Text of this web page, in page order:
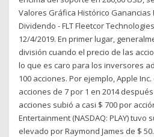
Valores Gráfica Histórico Ganancias
Dividendo - FLT Fleetcor
12/4/2019. En primer lugar,
división cuando el precio de las
lo que es caro para los inversores
100 acciones. Por ejemplo, Apple
acciones de 7 por 1 en 2014
acciones subió a casi $ 700 por
Entertainment (NASDAQ: PLAY) tuvo
elevado por Raymond James de $